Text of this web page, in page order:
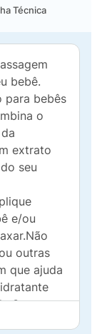
Técnica
bebê.
para bebês
o
extrato
seu
e/ou
outras
que ajuda
3 meses•